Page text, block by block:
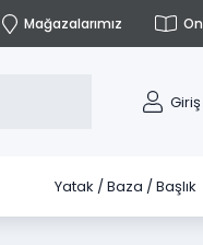
Mağazalarımız
Yatak / Baza / Başlık